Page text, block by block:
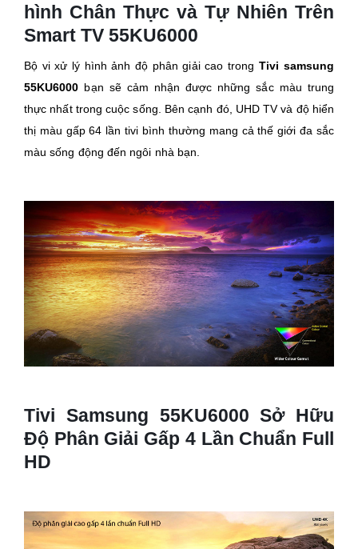
hình Chân Thực và Tự Nhiên Trên
Smart TV 55KU6000
Bộ vi xử lý hình ảnh độ phân giải cao trong Tivi samsung
55KU6000 bạn sẽ cảm nhận được những sắc màu trung
thực nhất trong cuộc sống. Bên cạnh đó, UHD TV và độ hiển
thị màu gấp 64 lần tivi bình thường mang cả thế giới đa sắc
màu sống động đến ngôi nhà bạn.
Tivi Samsung 55KU6000 Sở Hữu
Độ Phân Giải Gấp 4 Lần Chuẩn Full
HD